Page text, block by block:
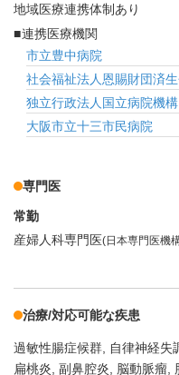
地域医療連携体制あり
連携医療機関
市立豊中病院
社会福祉法人恩賜財団済
独立行政法人国立病院機
大阪市立十三市民病院
専門医
常勤
産婦人科専門医(日本専門医機
治療/対応可能な疾患
過敏性腸症候群 自律神経失
扁桃炎 副鼻腔炎 脳動脈瘤